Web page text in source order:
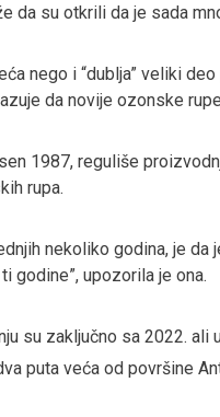
da su otkrili da je sada
nego i “dublja” veliki
da novije ozonske
1987, reguliše
rupa.
nekoliko godina, je
godine”, upozorila je ona.
su zaključno sa 2022.
puta veća od površine